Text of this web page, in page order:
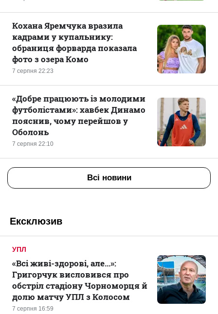
7 серпня 22:23
Кохана Яремчука вразила
кадрами у купальнику:
обраниця форварда показала
фото з озера Комо
7 серпня 22:10
«Добре працюють із молодими
футболістами»: хавбек Динамо
пояснив, чому перейшов у
Оболонь
Всі новини
Ексклюзив
УПЛ
7 серпня 16:59
«Всі живі-здорові, але...»:
Григорчук висловився про
обстріл стадіону Чорноморця й
долю матчу УПЛ з Колосом